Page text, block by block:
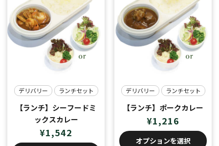
デリバリー ランチセット
【ランチ】シーフードミ
ックスカレー
¥1,542
デリバリー ランチセット
【ランチ】ポークカレー
¥1,216
オプションを選択